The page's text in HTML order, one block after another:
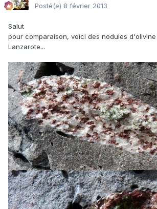
Posté(e) 8 février 2013
Salut
pour comparaison, voici des nodules
Lanzarote...